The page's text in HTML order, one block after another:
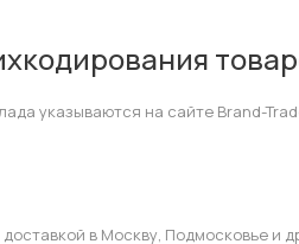
указываются на сайте Brand-
в Москву, Подмосковье и